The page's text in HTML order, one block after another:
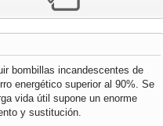
bombillas incandescentes de
energético superior al 90%. Se
vida útil supone un enorme
y sustitución.